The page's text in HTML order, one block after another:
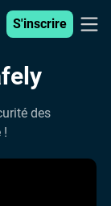
S'inscrire
des
!